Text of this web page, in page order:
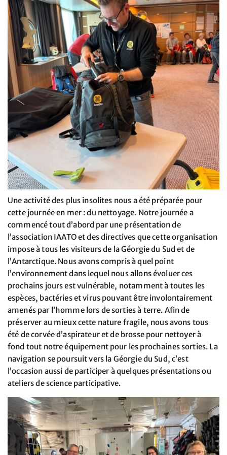
Une activité des plus insolites nous a été préparée pour
cette journée en mer : du nettoyage. Notre journée a
commencé tout d’abord par une présentation de
l’association IAATO et des directives que cette organisation
impose à tous les visiteurs de la Géorgie du Sud et de
l’Antarctique. Nous avons compris à quel point
l’environnement dans lequel nous allons évoluer ces
prochains jours est vulnérable, notamment à toutes les
espèces, bactéries et virus pouvant être involontairement
amenés par l’homme lors de sorties à terre. Afin de
préserver au mieux cette nature fragile, nous avons tous
été de corvée d’aspirateur et de brosse pour nettoyer à
fond tout notre équipement pour les prochaines sorties. La
navigation se poursuit vers la Géorgie du Sud, c’est
l’occasion aussi de participer à quelques présentations ou
ateliers de science participative.